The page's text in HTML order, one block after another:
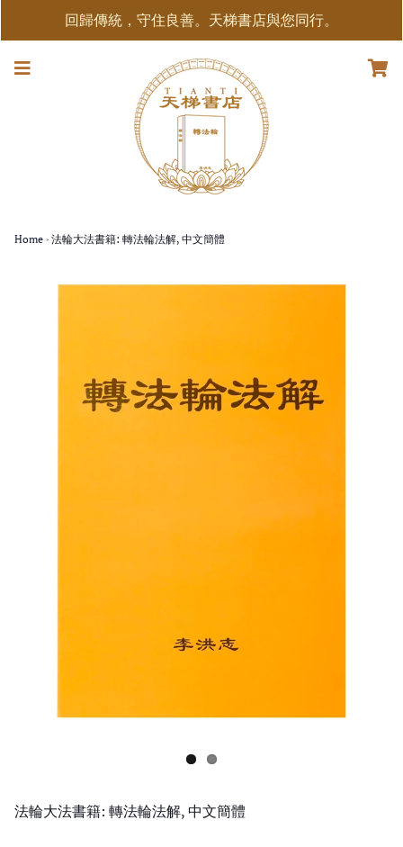
回歸傳統，守住良善。天梯書店與您同行。
Home › 法輪大法書籍: 轉法輪法解, 中文簡體
法輪大法書籍: 轉法輪法解, 中文簡體